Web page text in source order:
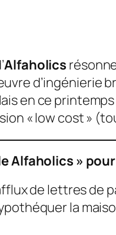
Alfaholics
d’ingénierie
en ce
« low cost »
Alfaholics »
de lettres de
la